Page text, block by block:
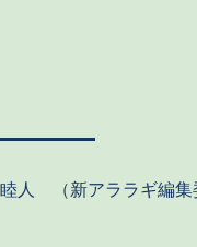
人 （新アララギ編集